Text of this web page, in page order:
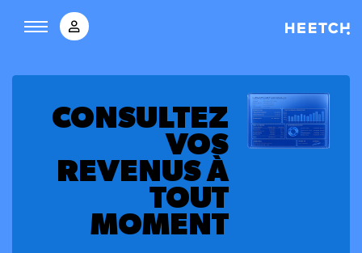
CONSULTEZ
VOS
REVENUS À
TOUT
MOMENT